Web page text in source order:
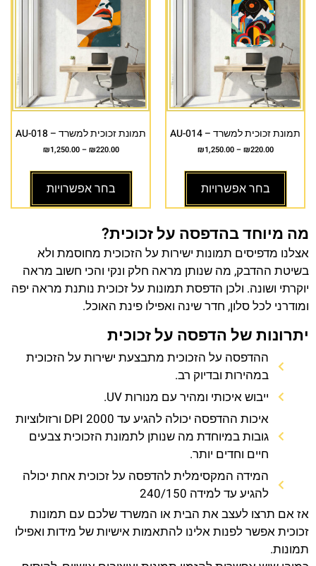
תמונת זכוכית למשרד – AU-014
₪220.00
–
₪1,250.00
בחר אפשרויות
תמונת זכוכית למשרד – AU-018
₪220.00
–
₪1,250.00
בחר אפשרויות
מה מיוחד בהדפסה על זכוכית?
אצלנו מדפיסים תמונות ישירות על הזכוכית מחוסמת ולא
בשיטת ההדבק, מה שנותן מראה חלק ונקי והכי חשוב מראה
יוקרתי ושונה. ולכן הדפסת תמונות על זכוכית נותנת מראה יפה
ומודרני לכל סלון, חדר שינה ואפילו פינת האוכל.
יתרונות של הדפסה על זכוכית
ההדפסה על הזכוכית מתבצעת ישירות על הזכוכית
במהירות ובדיוק רב.
ייבוש איכותי ומהיר עם מנורות UV.
איכות ההדפסה יכולה להגיע עד 2000 DPI ורזולוציות
גובות במיוחדת מה שנותן לתמונת הזכוכית צבעים
חיים וחדים יותר.
המידה המקסימלית להדפסה על זכוכית אחת יכולה
להגיע עד למידה 240/150
אז אם תרצו לעצב את הבית או המשרד שלכם עם תמונות
זכוכית אפשר לפנות אלינו להתאמות אישיות של מידות ואפילו
תמונות.